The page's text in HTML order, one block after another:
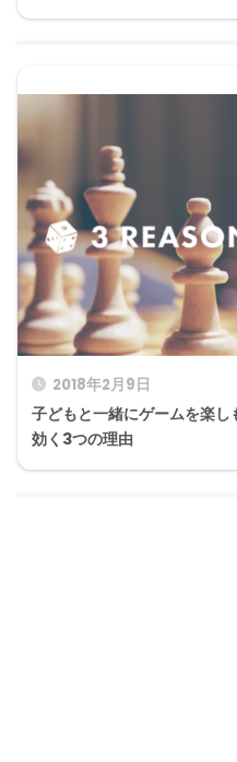
2018年2月9日
子どもと一緒にゲームを楽
効く3つの理由